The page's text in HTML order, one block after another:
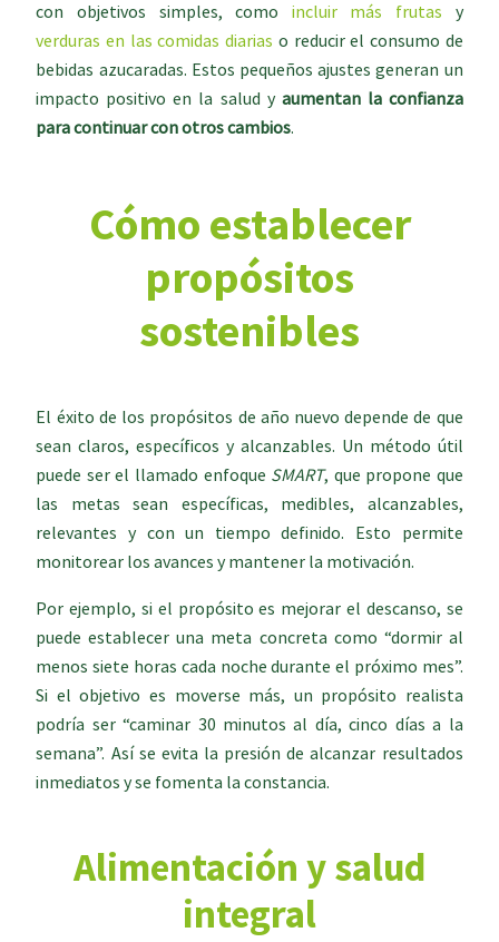
con objetivos simples, como incluir más frutas y
verduras en las comidas diarias o reducir el consumo de
bebidas azucaradas. Estos pequeños ajustes generan un
impacto positivo en la salud y aumentan la confianza
para continuar con otros cambios.
Cómo establecer
propósitos
sostenibles
El éxito de los propósitos de año nuevo depende de que
sean claros, específicos y alcanzables. Un método útil
puede ser el llamado enfoque SMART, que propone que
las metas sean específicas, medibles, alcanzables,
relevantes y con un tiempo definido. Esto permite
monitorear los avances y mantener la motivación.
Por ejemplo, si el propósito es mejorar el descanso, se
puede establecer una meta concreta como “dormir al
menos siete horas cada noche durante el próximo mes”.
Si el objetivo es moverse más, un propósito realista
podría ser “caminar 30 minutos al día, cinco días a la
semana”. Así se evita la presión de alcanzar resultados
inmediatos y se fomenta la constancia.
Alimentación y salud
integral